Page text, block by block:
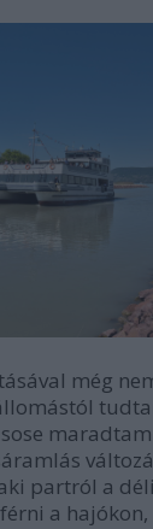
még
partról a
a hajókon,